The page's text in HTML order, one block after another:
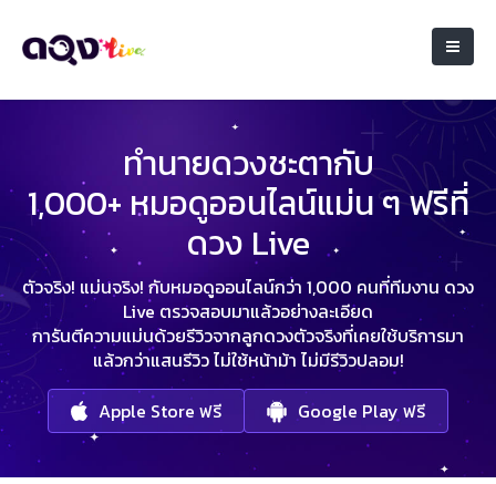
ทำนายดวงชะตากับ
1,000+ หมอดูออนไลน์แม่น ๆ ฟรีที่
ดวง Live
ตัวจริง! แม่นจริง! กับหมอดูออนไลน์กว่า 1,000 คนที่ทีมงาน ดวง
Live ตรวจสอบมาแล้วอย่างละเอียด
การันตีความแม่นด้วยรีวิวจากลูกดวงตัวจริงที่เคยใช้บริการมา
แล้วกว่าแสนรีวิว ไม่ใช้หน้าม้า ไม่มีรีวิวปลอม!
Apple Store ฟรี
Google Play ฟรี